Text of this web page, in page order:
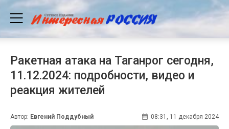
Ракетная атака на Таганрог сегодня,
11.12.2024: подробности, видео и
реакция жителей
Автор: Евгений Поддубный 08:31, 11 декабря 2024